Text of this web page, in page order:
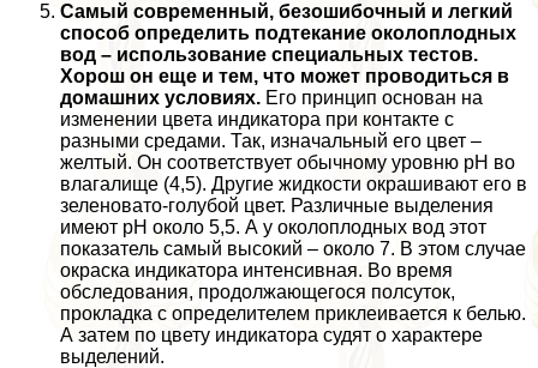
Самый современный, безошибочный и легкий
способ определить подтекание околоплодных
вод – использование специальных тестов.
Хорош он еще и тем, что может проводиться в
домашних условиях. Его принцип основан на
изменении цвета индикатора при контакте с
разными средами. Так, изначальный его цвет –
желтый. Он соответствует обычному уровню рН во
влагалище (4,5). Другие жидкости окрашивают его в
зеленовато-гoлyбой цвет. Различные выделения
имеют рН около 5,5. А у околоплодных вод этот
показатель самый высокий – около 7. В этом случае
окраска индикатора интенсивная. Во время
обследования, продолжающегося полсуток,
прокладка с определителем приклеивается к белью.
А затем по цвету индикатора судят о хаpaктере
выделений.